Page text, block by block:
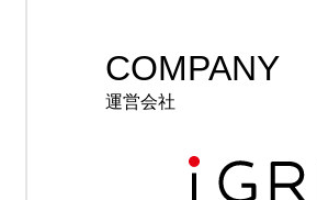
COMPANY
運営会社